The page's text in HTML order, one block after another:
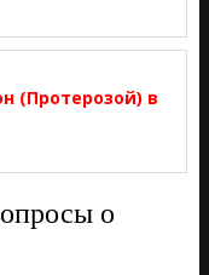
(Протерозой) в
о